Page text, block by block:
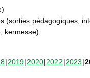
(sorties pédagogiques,
kermesse).
2019 2020 2022 2023